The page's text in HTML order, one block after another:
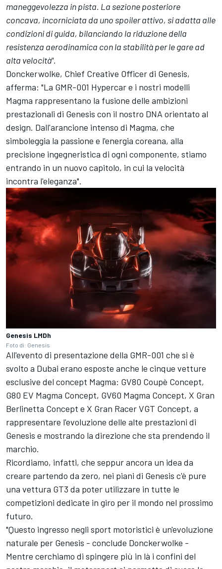
maneggevolezza in pista. La sezione posteriore
concava, incorniciata da uno spoiler attivo, si adatta alle
condizioni di guida, bilanciando la riduzione della
resistenza aerodinamica con la stabilità per le gare ad
alta velocità".
Donckerwolke, Chief Creative Officer di Genesis,
afferma: "La GMR-001 Hypercar e i nostri modelli
Magma rappresentano la fusione delle ambizioni
prestazionali di Genesis con il nostro DNA orientato al
design. Dall'arancione intenso di Magma, che
simboleggia la passione e l'energia coreana, alla
precisione ingegneristica di ogni componente, stiamo
entrando in un nuovo capitolo, in cui la velocità
incontra l'eleganza".
Genesis LMDh
Foto di: Genesis
All'evento di presentazione della GMR-001 che si è
svolto a Dubai erano esposte anche le cinque vetture
esclusive del concept Magma: GV80 Coupè Concept,
G80 EV Magma Concept, GV60 Magma Concept, X Gran
Berlinetta Concept e X Gran Racer VGT Concept, a
rappresentare l'evoluzione delle alte prestazioni di
Genesis e mostrando la direzione che sta prendendo il
marchio.
Ricordiamo, infatti, che seppur ancora un idea da
creare partendo da zero, nei piani di Genesis c'è pure
una vettura GT3 da poter utilizzare in tutte le
competizioni dedicate in giro per il mondo nel prossimo
futuro.
"Questo ingresso negli sport motoristici è un'evoluzione
naturale per Genesis - conclude Donckerwolke -
Mentre cerchiamo di spingere più in là i confini del